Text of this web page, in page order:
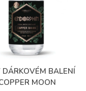
DÁRKOVÉM BALENÍ
MOON